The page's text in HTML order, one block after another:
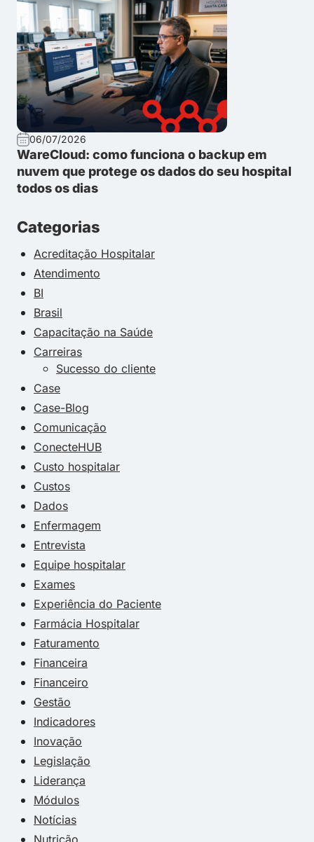
06/07/2026
WareCloud: como funciona o backup em
nuvem que protege os dados do seu hospital
todos os dias
Categorias
Acreditação Hospitalar
Atendimento
BI
Brasil
Capacitação na Saúde
Carreiras
Sucesso do cliente
Case
Case-Blog
Comunicação
ConecteHUB
Custo hospitalar
Custos
Dados
Enfermagem
Entrevista
Equipe hospitalar
Exames
Experiência do Paciente
Farmácia Hospitalar
Faturamento
Financeira
Financeiro
Gestão
Indicadores
Inovação
Legislação
Liderança
Módulos
Notícias
Nutrição